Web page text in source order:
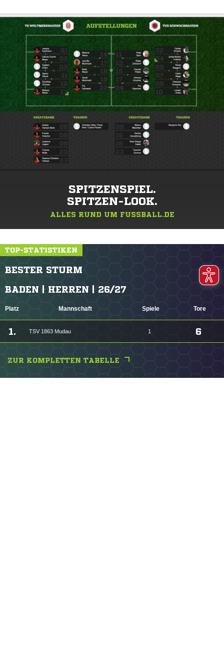
SPITZENSPIEL.
SPITZEN-LOOK.
ALLES RUND UM FUSSBALL.DE
TOP-STATISTIKEN
BESTER STURM
BADEN | HERREN | 26/27
Platz Mannschaft Spiele Tore
1. TSV 1863 Mudau 1 6
ZUR KOMPLETTEN TABELLE